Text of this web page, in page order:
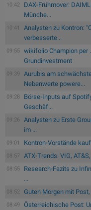
10:42
DAX-Frühmover:
Münche...
10:41
Analysten zu Kontron:
verbesserte...
09:55
wikifolio Champion per
Grundinvestment
09:39
Aurubis am
Nebenwerte powere...
09:28
Börse-Inputs auf
Geschäf...
09:26
Analysten zu Erste
im ...
09:01 Kontron-Vorstände
08:57 ATX-Trends: VIG,
08:55
Research-Fazits zu
...
08:52 Guten Morgen mit
08:49
Österreichische Post: